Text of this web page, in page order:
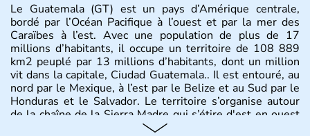
Le Guatemala (GT) est un pays d’Amérique centrale,
bordé par l’Océan Pacifique à l’ouest et par la mer des
Caraïbes à l’est. Avec une population de plus de 17
millions d’habitants, il occupe un territoire de 108 889
km2 peuplé par 13 millions d’habitants, dont un million
vit dans la capitale, Ciudad Guatemala.. Il est entouré, au
nord par le Mexique, à l’est par le Belize et au Sud par le
Honduras et le Salvador. Le territoire s’organise autour
de la chaîne de la Sierra Madre qui s’étire d'est en ouest
et culmine à 4211m au Mont Tajumulco,et se structure